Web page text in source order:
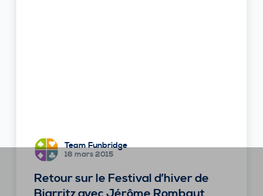
Team Funbridge
16 mars 2015
Retour sur le Festival d’hiver de